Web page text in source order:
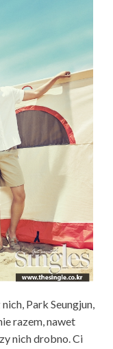
Park Seungjun,
razem, nawet
nich drobno. Ci